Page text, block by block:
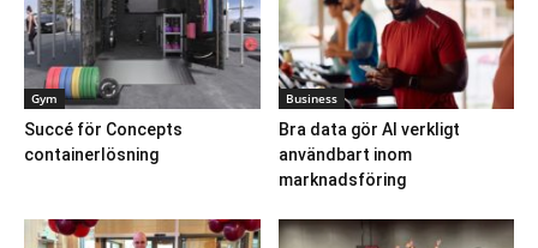
Gym
Succé för Concepts
containerlösning
Business
Bra data gör AI verkligt
användbart inom
marknadsföring